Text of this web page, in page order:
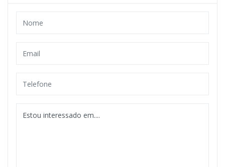
Shoppings
e muito mais.
apartamento à venda no Klabin Paulista Studios.
Áreas Comuns